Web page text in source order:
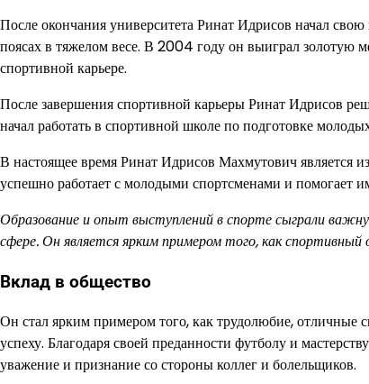
После окончания университета Ринат Идрисов начал
поясах в тяжелом весе. В 2004 году он выиграл золотую
спортивной карьере.
После завершения спортивной карьеры Ринат Идрисов
начал работать в спортивной школе по подготовке
В настоящее время Ринат Идрисов Махмутович является
успешно работает с молодыми спортсменами и помогает
Образование и опыт выступлений в спорте сыграли
сфере. Он является ярким примером того, как
Вклад в общество
Он стал ярким примером того, как трудолюбие, отличные
успеху. Благодаря своей преданности футболу и
уважение и признание со стороны коллег и болельщиков.